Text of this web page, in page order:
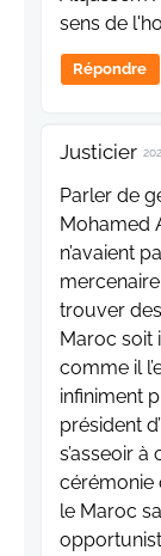
sens de
Répondre
Justicier
Parler de
Mohamed
n’avaient
trouver
Maroc soit
comme il
infiniment
président
s’asseoir
cérémonie
le Maroc